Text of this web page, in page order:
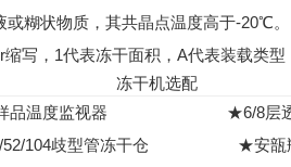
糊状物质，其共晶点温度高于-20℃。
写，1代表冻干面积，A代表装载类型
冻干机选配
品温度监视器 ★6/8层
104歧型管冻干仓 ★安瓿